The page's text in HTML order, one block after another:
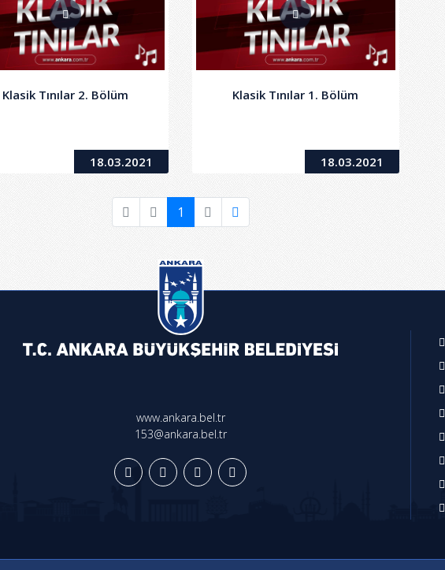
Klasik Tınılar 2. Bölüm
18.03.2021
Klasik Tınılar 1. Bölüm
18.03.2021
1
www.ankara.bel.tr
153@ankara.bel.tr